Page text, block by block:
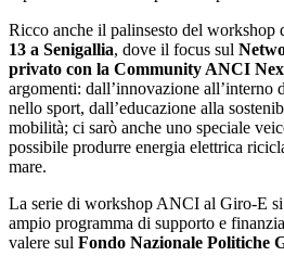
Ricco anche il palinsesto del workshop
13 a Senigallia, dove il focus sul
privato con la Community ANCI
argomenti: dall’innovazione all’interno
nello sport, dall’educazione alla
mobilità; ci sarò anche uno speciale
possibile produrre energia elettrica
mare.
La serie di workshop ANCI al Giro-E
ampio programma di supporto e
valere sul Fondo Nazionale Politiche